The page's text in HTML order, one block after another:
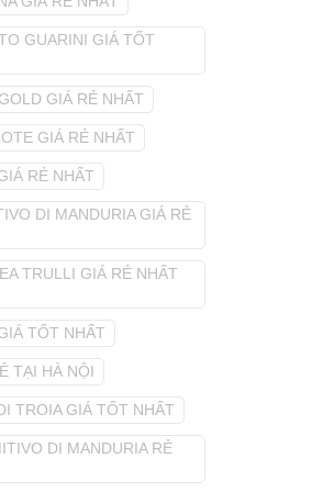
GUARINI GIÁ TỐT
GIÁ RẺ NHẤT
GIÁ RẺ NHẤT
RẺ NHẤT
DI MANDURIA GIÁ RẺ
TRULLI GIÁ RẺ NHẤT
TỐT NHẤT
TẠI HÀ NỘI
TROIA GIÁ TỐT NHẤT
DI MANDURIA RẺ